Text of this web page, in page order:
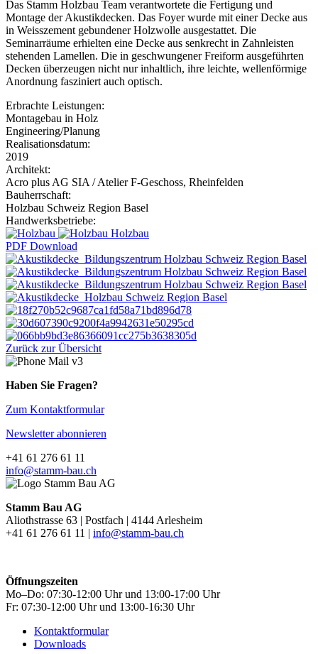
Das Stamm Holzbau Team verantwortete die Fertigung und
Montage der Akustikdecken. Das Foyer wurde mit einer Decke aus
in Weisszement gebundener Holzwolle ausgestattet. Die
Seminarräume erhielten eine Decke aus senkrecht in Zahnleisten
stehenden Lamellen. Die in geschwungener Freiform ausgeführten
Decken überzeugen nicht nur inhaltlich, ihre leichte, wellenförmige
Anordnung fasziniert auch optisch.
Erbrachte Leistungen:
Montagebau in Holz
Engineering/Planung
Realisationsdatum:
2019
Architekt:
Acro plus AG SIA / Atelier F-Geschoss, Rheinfelden
Bauherrschaft:
Holzbau Schweiz Region Basel
Handwerksbetriebe:
Holzbau
PDF Download
Zurück zur Übersicht
Haben Sie Fragen?
Zum Kontaktformular
Newsletter abonnieren
+41 61 276 61 11
info@stamm-bau.ch
Stamm Bau AG
Aliothstrasse 63 | Postfach | 4144 Arlesheim
+41 61 276 61 11 | info@stamm-bau.ch
Öffnungszeiten
Mo–Do: 07:30-12:00 Uhr und 13:00-17:00 Uhr
Fr: 07:30-12:00 Uhr und 13:00-16:30 Uhr
Kontaktformular
Downloads